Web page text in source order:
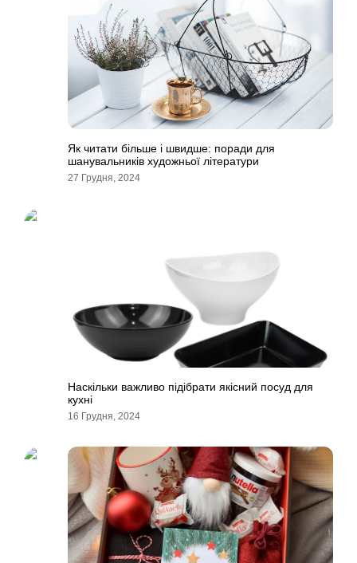
Як читати більше і швидше: поради для
шанувальників художньої літератури
27 Грудня, 2024
Наскільки важливо підібрати якісний посуд для
кухні
16 Грудня, 2024